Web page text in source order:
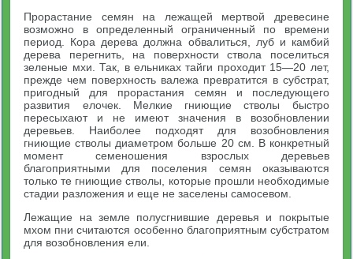
Прорастание семян на лежащей мертвой древесине
возможно в определенный ограниченный по времени
период. Кора дерева должна обвалиться, луб и камбий
дерева перегнить, на поверхности ствола поселиться
зеленые мхи. Так, в ельниках тайги проходит 15—20 лет,
прежде чем поверхность валежа превратится в субстрат,
пригодный для прорастания семян и последующего
развития елочек. Мелкие гниющие стволы быстро
пересыхают и не имеют значения в возобновлении
деревьев. Наиболее подходят для возобновления
гниющие стволы диаметром больше 20 см. В конкретный
момент семеношения взрослых деревьев
благоприятными для поселения семян оказываются
только те гниющие стволы, которые прошли необходимые
стадии разложения и еще не заселены самосевом.
Лежащие на земле полусгнившие деревья и покрытые
мхом пни считаются особенно благоприятным субстратом
для возобновления ели.